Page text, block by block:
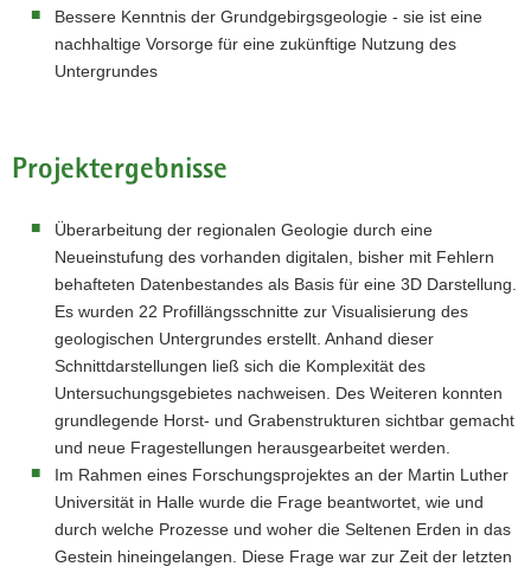
Bessere Kenntnis der Grundgebirgsgeologie - sie ist eine
nachhaltige Vorsorge für eine zukünftige Nutzung des
Untergrundes
Projektergebnisse
Überarbeitung der regionalen Geologie durch eine
Neueinstufung des vorhanden digitalen, bisher mit Fehlern
behafteten Datenbestandes als Basis für eine 3D Darstellung.
Es wurden 22 Profillängsschnitte zur Visualisierung des
geologischen Untergrundes erstellt. Anhand dieser
Schnittdarstellungen ließ sich die Komplexität des
Untersuchungsgebietes nachweisen. Des Weiteren konnten
grundlegende Horst- und Grabenstrukturen sichtbar gemacht
und neue Fragestellungen herausgearbeitet werden.
Im Rahmen eines Forschungsprojektes an der Martin Luther
Universität in Halle wurde die Frage beantwortet, wie und
durch welche Prozesse und woher die Seltenen Erden in das
Gestein hineingelangen. Diese Frage war zur Zeit der letzten